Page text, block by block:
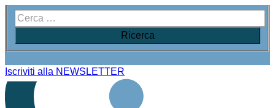
Iscriviti alla NEWSLETTER